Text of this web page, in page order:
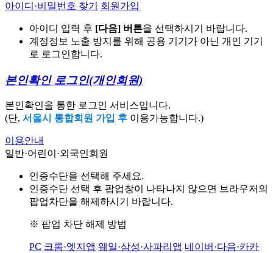
아이디·비밀번호 찾기 회원가입
아이디 입력 후 [다음] 버튼을 선택하시기 바랍니다.
계정정보 노출 방지를 위해 공용 기기가 아닌 개인 기기
로 로그인합니다.
본인확인 로그인(개인회원)
본인확인을 통한 로그인 서비스입니다.
(단, 서울시 통합회원 가입 후 이용가능합니다.)
이용안내
일반·어린이·외국인회원
인증수단을 선택해 주세요.
인증수단 선택 후 팝업창이 나타나지 않으면 브라우저의
팝업차단을 해제하시기 바랍니다.
※ 팝업 차단 해제 방법
PC 크롬·엣지앱 웨일·삼성·사파리앱 네이버·다음·카카